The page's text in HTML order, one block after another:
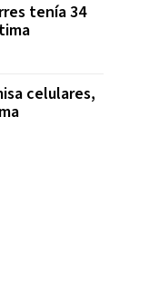
tenía 34
celulares,